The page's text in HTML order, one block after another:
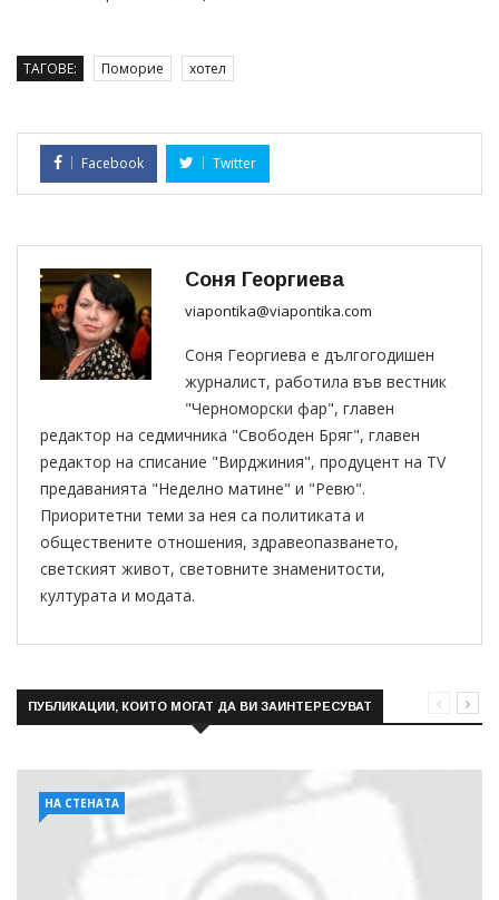
ТАГОВЕ: Поморие хотел
Facebook Twitter
Соня Георгиева
viapontika@viapontika.com
Соня Георгиева е дългогодишен
журналист, работила във вестник
"Черноморски фар", главен
редактор на седмичника "Свободен Бряг", главен
редактор на списание "Вирджиния", продуцент на TV
предаванията "Неделно матине" и "Ревю".
Приоритетни теми за нея са политиката и
обществените отношения, здравеопазването,
светският живот, световните знаменитости,
културата и модата.
ПУБЛИКАЦИИ, КОИТО МОГАТ ДА ВИ ЗАИНТЕРЕСУВАТ
НА СТЕНАТА